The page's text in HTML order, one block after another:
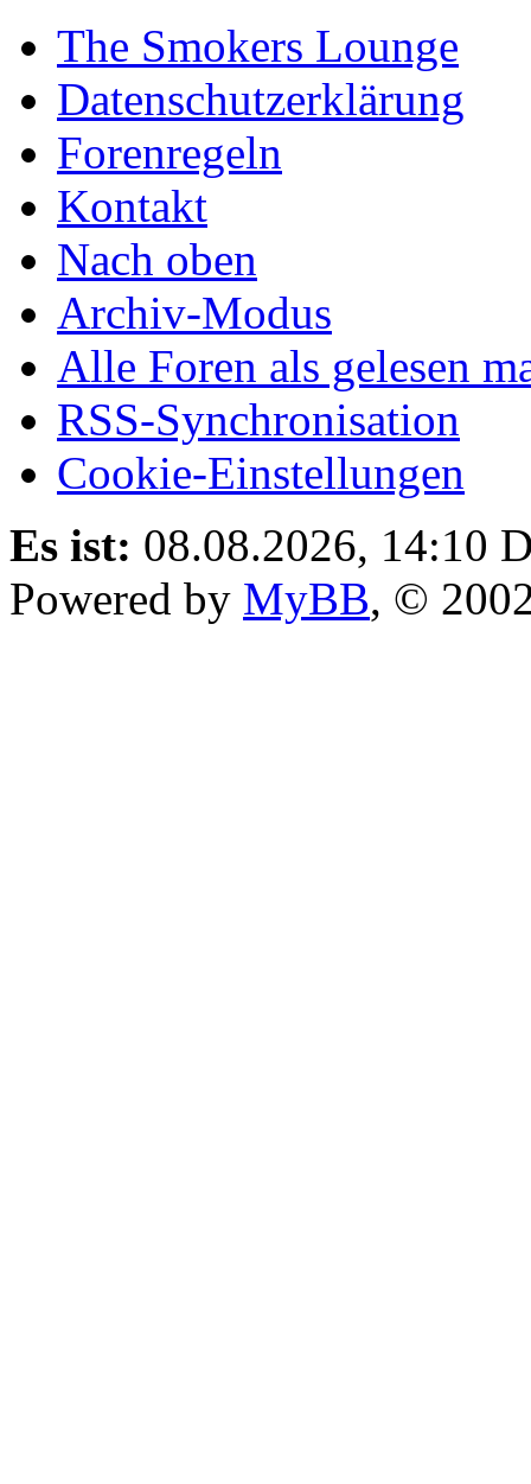
The Smokers Lounge
Datenschutzerklärung
Forenregeln
Kontakt
Nach oben
Archiv-Modus
Alle Foren als gelesen
RSS-Synchronisation
Cookie-Einstellungen
Es ist: 08.08.2026, 14:10
Powered by MyBB, ©